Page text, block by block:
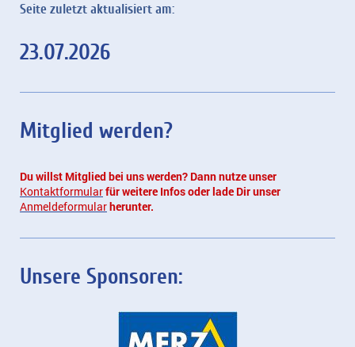
Seite zuletzt aktualisiert am:
23.07.2026
Mitglied werden?
Du willst Mitglied bei uns werden? Dann nutze unser
Kontaktformularfür weitere Infos oder lade Dir unser
Anmeldeformularherunter.
Unsere Sponsoren: